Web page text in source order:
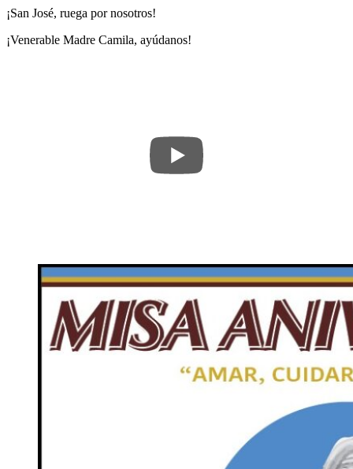
¡San José, ruega por nosotros!
¡Venerable Madre Camila, ayúdanos!